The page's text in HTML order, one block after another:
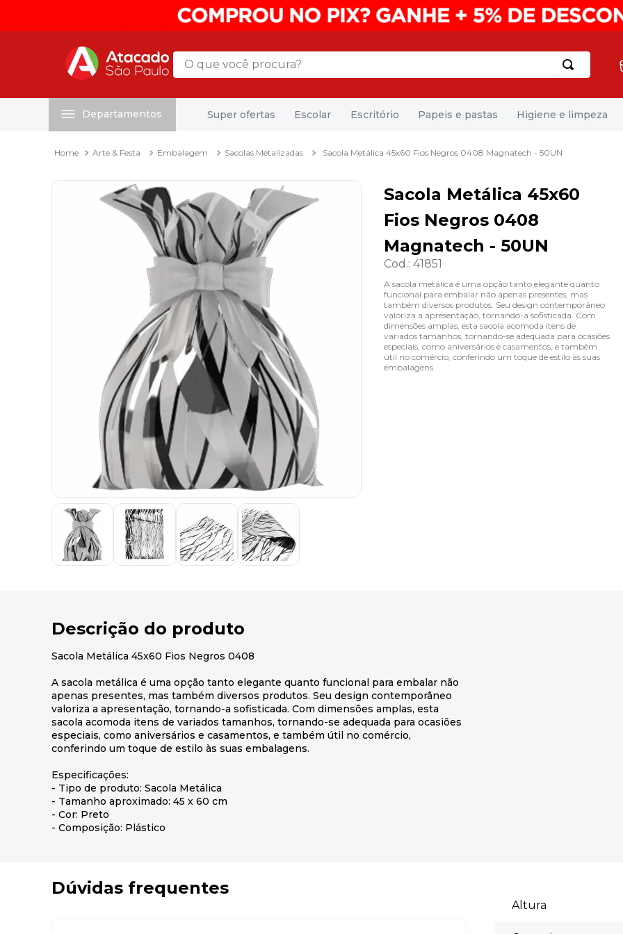
O que você procura?
Departamentos Super ofertas Escolar Escritório Papeis e pastas Higiene e limpeza
Arte & Festa Embalagem Sacolas Metalizadas Sacola Metálica 45x60 Fios Negros 0408 Magnatech - 50UN
Sacola Metálica 45x60
Fios Negros 0408
Magnatech - 50UN
Cod.:41851
A sacola metálica é uma opção tanto elegante quanto
funcional para embalar não apenas presentes, mas
também diversos produtos. Seu design contemporâneo
valoriza a apresentação, tornando-a sofisticada. Com
dimensões amplas, esta sacola acomoda itens de
variados tamanhos, tornando-se adequada para ocasiões
especiais, como aniversários e casamentos, e também
útil no comércio, conferindo um toque de estilo às suas
embalagens.
Descrição do produto
Sacola Metálica 45x60 Fios Negros 0408
A sacola metálica é uma opção tanto elegante quanto funcional para embalar não
apenas presentes, mas também diversos produtos. Seu design contemporâneo
valoriza a apresentação, tornando-a sofisticada. Com dimensões amplas, esta
sacola acomoda itens de variados tamanhos, tornando-se adequada para ocasiões
especiais, como aniversários e casamentos, e também útil no comércio,
conferindo um toque de estilo às suas embalagens.
Especificações:
- Tipo de produto: Sacola Metálica
- Tamanho aproximado: 45 x 60 cm
- Cor: Preto
- Composição: Plástico
Dúvidas frequentes
Altura
mala